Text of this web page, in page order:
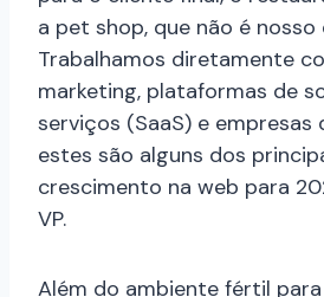
a pet shop, que não é nosso
Trabalhamos diretamente
marketing, plataformas de
serviços (SaaS) e empresas
estes são alguns dos
crescimento na web para
VP.
Além do ambiente fértil